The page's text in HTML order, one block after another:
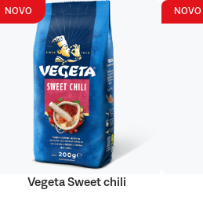
NOVO
Vegeta Sweet chili
NOVO